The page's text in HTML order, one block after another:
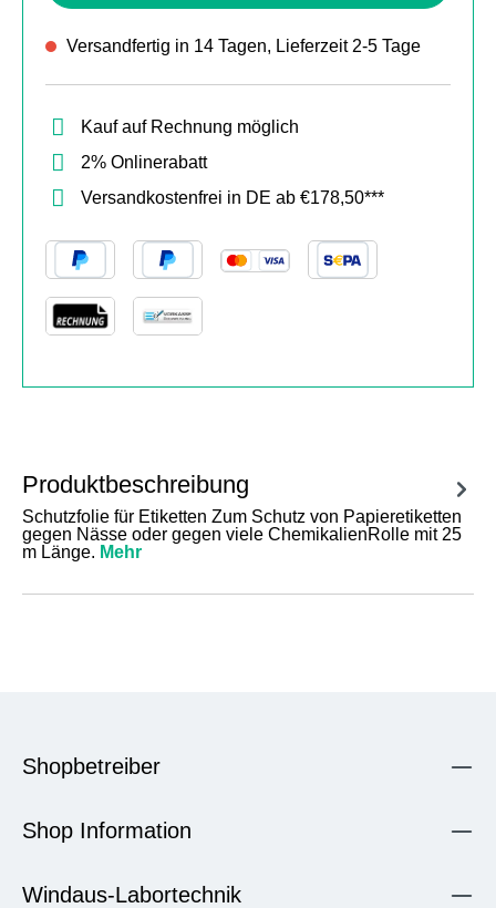
Versandfertig in 14 Tagen, Lieferzeit 2-5 Tage
Kauf auf Rechnung möglich
2% Onlinerabatt
Versandkostenfrei in DE ab €178,50***
Produktbeschreibung
Schutzfolie für Etiketten Zum Schutz von Papieretiketten
gegen Nässe oder gegen viele ChemikalienRolle mit 25
m Länge. Mehr
Shopbetreiber
Shop Information
Windaus-Labortechnik